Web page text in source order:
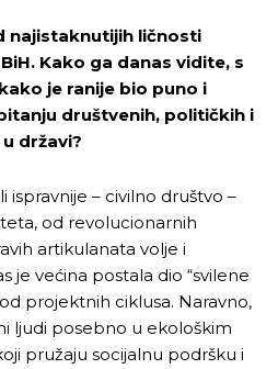
najistaknutijih ličnosti
Kako ga danas vidite, s
je ranije bio puno i
društvenih, političkih i
državi?
ispravnije – civilno društvo –
od revolucionarnih
artikulanata volje i
je većina postala dio “svilene
projektnih ciklusa. Naravno,
ljudi posebno u ekološkim
pružaju socijalnu podršku i